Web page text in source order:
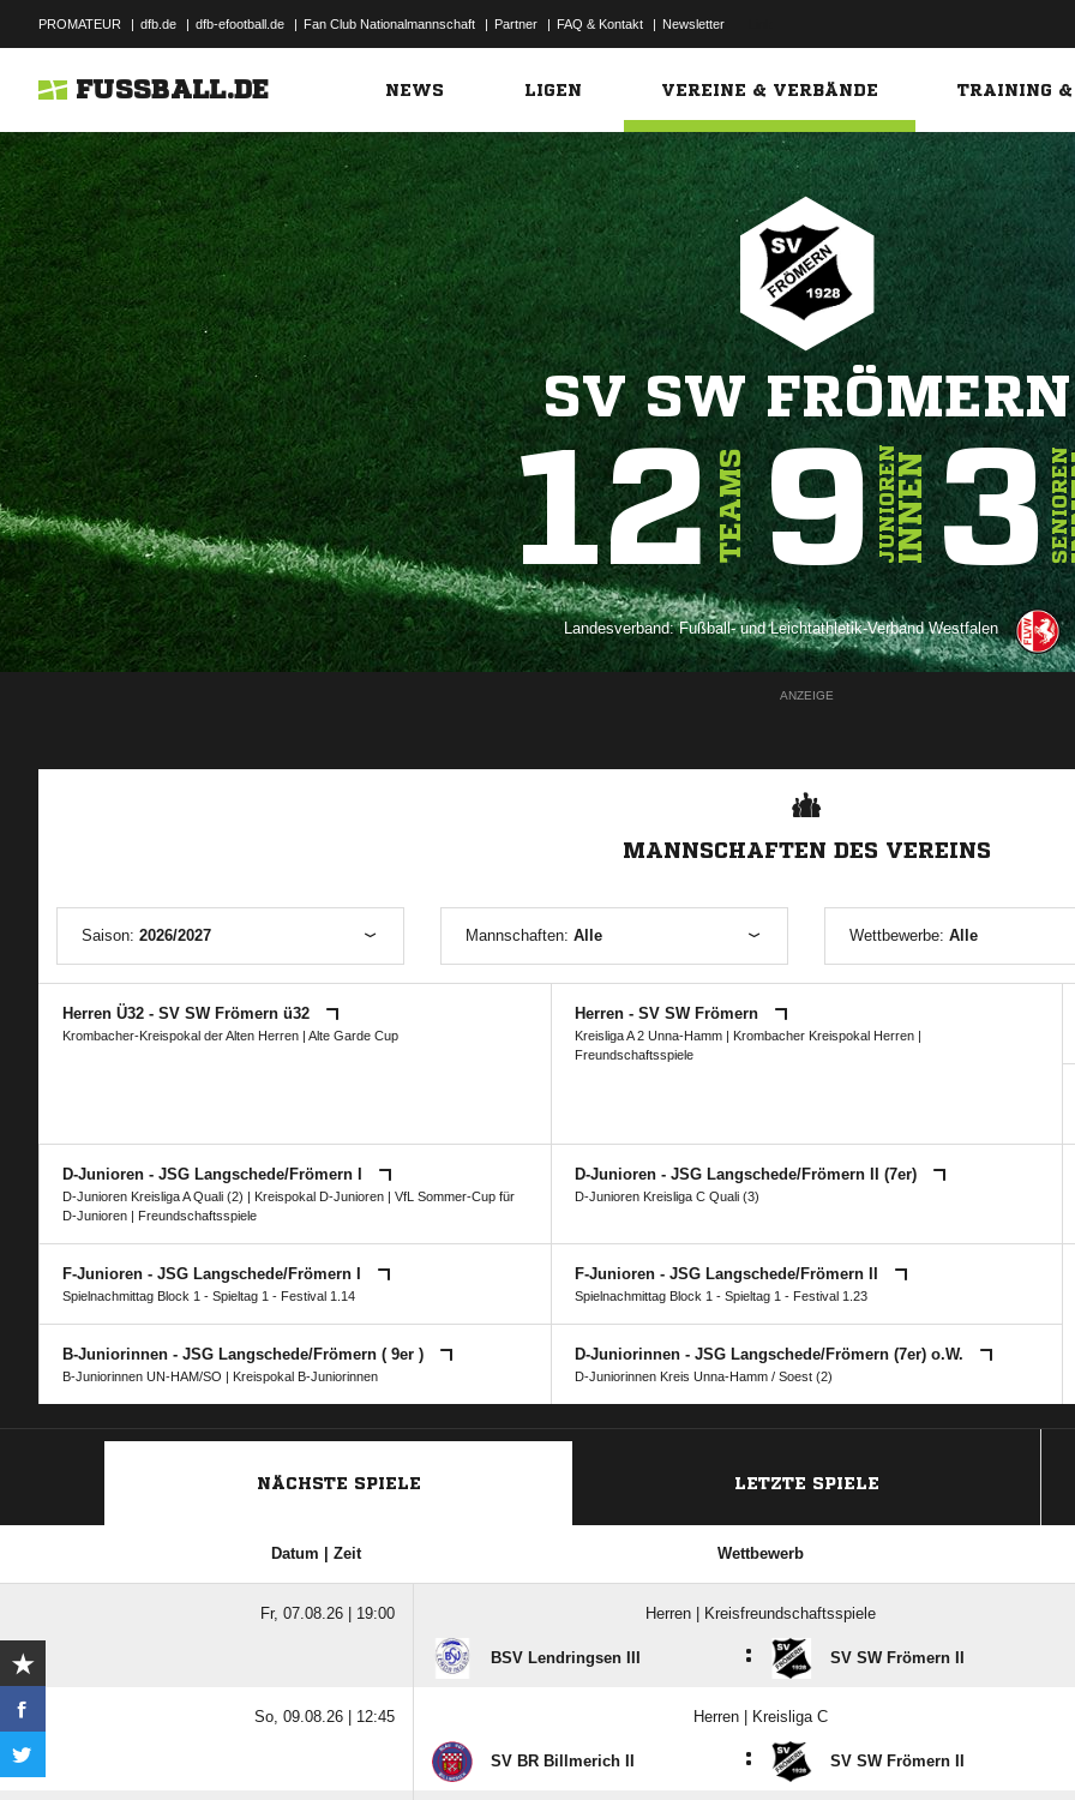
PROMATEUR | dfb.de | dfb-efootball.de | Fan Club Nationalmannschaft | Partner | FAQ & Kontakt | Newsletter
FUSSBALL.DE NEWS LIGEN VEREINE & VERBÄNDE TRAINING &
SV SW FRÖMERN
12TEAMS9JUNIORENINNEN3SENIOREN
Landesverband:Fußball- und Leichtathletik-Verband Westfalen
ANZEIGE
MANNSCHAFTEN DES VEREINS
Saison: 2026/2027 Mannschaften: Alle Wettbewerbe: Alle
Herren Ü32 - SV SW Frömern ü32
Krombacher-Kreispokal der Alten Herren | Alte Garde Cup
Herren - SV SW Frömern
Kreisliga A 2 Unna-Hamm| Krombacher Kreispokal Herren|
Freundschaftsspiele
D-Junioren - JSG Langschede/​Frömern I
D-Junioren Kreisliga A Quali (2) | Kreispokal D-Junioren | VfL Sommer-Cup für
D-Junioren | Freundschaftsspiele
D-Junioren - JSG Langschede/​Frömern II (7er)
D-Junioren Kreisliga C Quali (3)
F-Junioren - JSG Langschede/​Frömern I
Spielnachmittag Block 1 - Spieltag 1 - Festival 1.14
F-Junioren - JSG Langschede/​Frömern II
Spielnachmittag Block 1 - Spieltag 1 - Festival 1.23
B-Juniorinnen - JSG Langschede/​Frömern ( 9er )
B-Juniorinnen UN-HAM/SO | Kreispokal B-Juniorinnen
D-Juniorinnen - JSG Langschede/​Frömern (7er) o.W.
D-Juniorinnen Kreis Unna-Hamm / Soest (2)
NÄCHSTE SPIELE LETZTE SPIELE
Datum | Zeit Wettbewerb
Fr, 07.08.26 | 19:00 Herren | Kreisfreundschaftsspiele
BSV Lendringsen III : SV SW Frömern II
So, 09.08.26 | 12:45 Herren | Kreisliga C
SV BR Billmerich II : SV SW Frömern II